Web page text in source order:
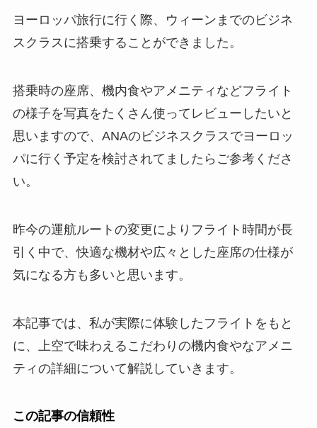
ヨーロッパ旅行に行く際、ウィーンまでのビジネ
スクラスに搭乗することができました。
搭乗時の座席、機内食やアメニティなどフライト
の様子を写真をたくさん使ってレビューしたいと
思いますので、ANAのビジネスクラスでヨーロッ
パに行く予定を検討されてましたらご参考くださ
い。
昨今の運航ルートの変更によりフライト時間が長
引く中で、快適な機材や広々とした座席の仕様が
気になる方も多いと思います。
本記事では、私が実際に体験したフライトをもと
に、上空で味わえるこだわりの機内食やなアメニ
ティの詳細について解説していきます。
この記事の信頼性